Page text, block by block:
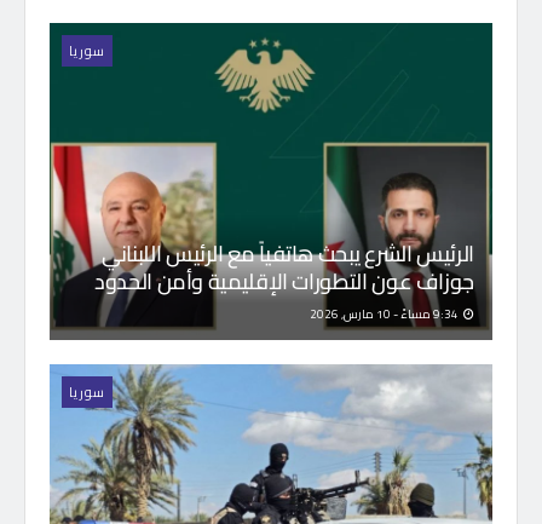
سوريا
الرئيس الشرع يبحث هاتفياً مع الرئيس اللبناني
جوزاف عون التطورات الإقليمية وأمن الحدود
سوريا